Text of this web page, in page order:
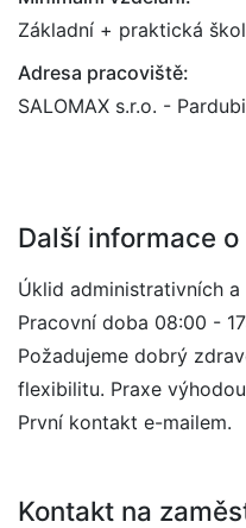
Základní + praktická
Adresa pracoviště:
SALOMAX s.r.o. -
Další informace
Úklid administrativních
Pracovní doba 08:00 -
Požadujeme dobrý
flexibilitu. Praxe
První kontakt e-mailem.
Kontakt na